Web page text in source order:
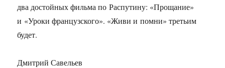
два достойных фильма по Распутину: «Прощание»
и «Уроки французского». «Живи и помни» третьим
будет.
Дмитрий Савельев